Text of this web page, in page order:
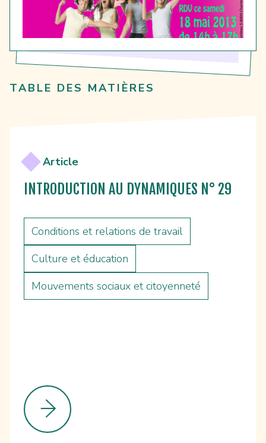
TABLE DES MATIÈRES
Article
INTRODUCTION AU DYNAMIQUES N° 29
Conditions et relations de travail
Culture et éducation
Mouvements sociaux et citoyenneté